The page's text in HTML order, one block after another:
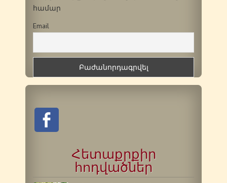
համար
Email
Հետաքրքիր
հոդվածներ